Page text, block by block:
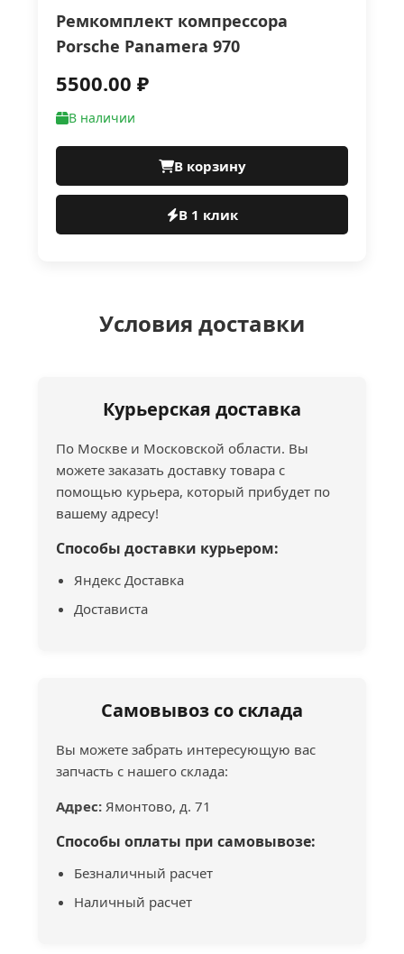
Ремкомплект компрессора
Роrsсhе Раnаmеrа 970
5500.00 ₽
В наличии
В корзину
В 1 клик
Условия доставки
Курьерская доставка
По Москве и Московской области. Вы
можете заказать доставку товара с
помощью курьера, который прибудет по
вашему адресу!
Способы доставки курьером:
Яндекс Доставка
Достависта
Самовывоз со склада
Вы можете забрать интересующую вас
запчасть с нашего склада:
Адрес: Ямонтово, д. 71
Способы оплаты при самовывозе:
Безналичный расчет
Наличный расчет